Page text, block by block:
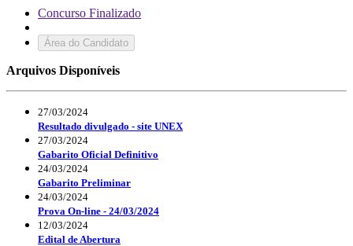
Concurso Finalizado
Área do Candidato
Arquivos Disponíveis
27/03/2024
Resultado divulgado - site UNEX
27/03/2024
Gabarito Oficial Definitivo
24/03/2024
Gabarito Preliminar
24/03/2024
Prova On-line - 24/03/2024
12/03/2024
Edital de Abertura